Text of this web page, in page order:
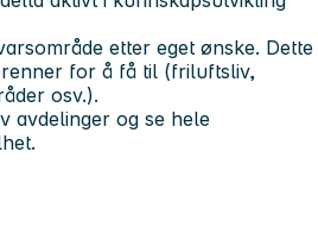
etter eget ønske. Dette
for å få til (friluftsliv,
osv.).
avdelinger og se hele